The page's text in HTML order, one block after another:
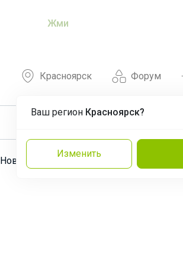
Жми
Форум
Красноярск
Ваш регион Красноярск?
Изменить
Новости Команда